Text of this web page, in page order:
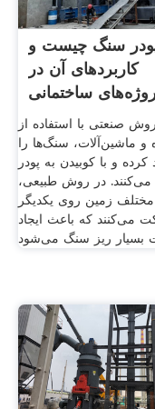
سنگ چیست و
کاربردهای آن در
صنعتی با استفاده از
و ماشین‌آلات، سنگ‌ها را
کرده و با کوبیدن به پودر
می‌کنند. در روش طبیعی،
مختلف زمین روی یکدیگر
می‌کنند که باعث ایجاد